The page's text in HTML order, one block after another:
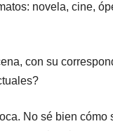
novela, cine,
con su
No sé bien cómo